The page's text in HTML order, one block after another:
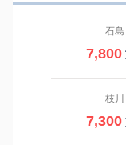
石島
7,800
枝川
7,300